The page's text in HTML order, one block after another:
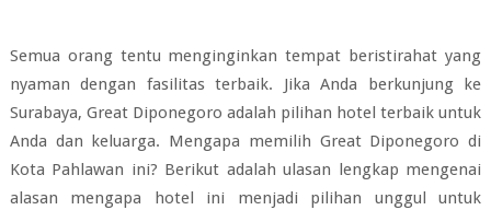
Semua orang tentu menginginkan tempat beristirahat yang
nyaman dengan fasilitas terbaik. Jika Anda berkunjung ke
Surabaya, Great Diponegoro adalah pilihan hotel terbaik untuk
Anda dan keluarga. Mengapa memilih Great Diponegoro di
Kota Pahlawan ini? Berikut adalah ulasan lengkap mengenai
alasan mengapa hotel ini menjadi pilihan unggul untuk